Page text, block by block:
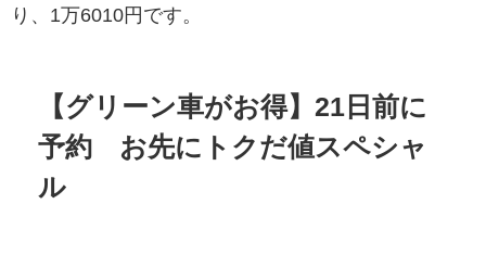
り、1万6010円です。
【グリーン車がお得】21日前に
予約 お先にトクだ値スペシャ
ル